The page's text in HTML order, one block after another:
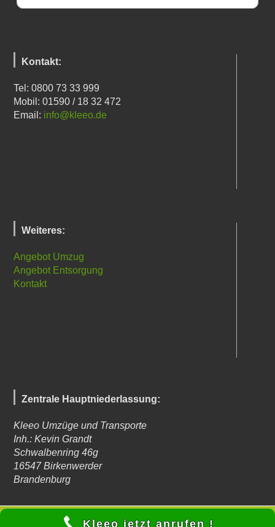
Kleeo jetzt anrufen !
Kontakt:
Tel: 0800 73 33 999
Mobil: 01590 / 18 32 472
Email: info@kleeo.de
Weiteres:
Angebot Umzug
Angebot Entsorgung
Kontakt
Zentrale Hauptniederlassung:
Kleeo Umzüge und Transporte
Inh.: Kevin Grandt
Schwalbenring 46g
16547 Birkenwerder
Brandenburg
© Kleeo Umzüge und Transporte 2023 - Autor: Kevin Grandt -